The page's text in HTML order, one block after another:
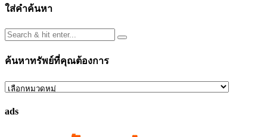
ใส่คำค้นหา
ค้นหาทรัพย์ที่คุณต้องการ
ค้นหา
ที่
ads